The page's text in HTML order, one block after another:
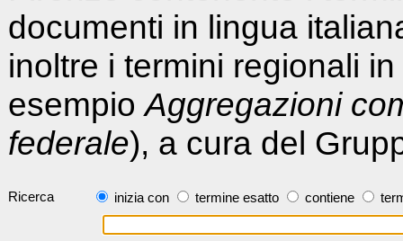
documenti in lingua
inoltre i termini regionali
esempioAggregazioni
federale), a cura del
Ricerca inizia con termine esatto contiene